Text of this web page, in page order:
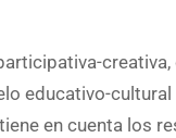
educativo-cultural
en cuenta los